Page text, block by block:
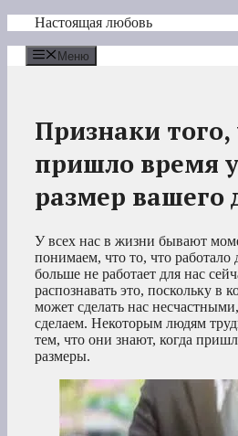
Перейти
содержимому
Настоящая любовь
Меню
Признаки того,
пришло время
размер вашего
У всех нас в жизни бывают
понимаем, что то, что работало
больше не работает для нас
распознавать это, поскольку в
может сделать нас
сделаем. Некоторым людям
тем, что они знают, когда
размеры.